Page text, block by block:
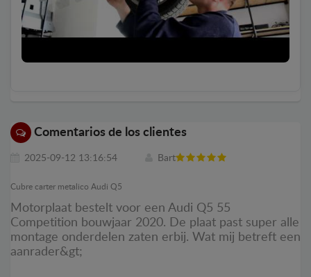
Comentarios de los clientes
2025-09-12 13:16:54 Bart
Cubre carter metalico Audi Q5
Motorplaat bestelt voor een Audi Q5 55
Competition bouwjaar 2020. De plaat past super alle
montage onderdelen zaten erbij. Wat mij betreft een
aanrader&gt;